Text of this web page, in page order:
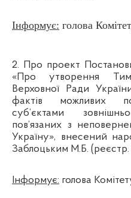
Інформує: голова
2. Про проект
«Про утворення
Верховної Ради
фактів можливих
суб’єктами
пов’язаних з
Україну», внесений
Заблоцьким М.Б. (реєстр.
Інформує: голова